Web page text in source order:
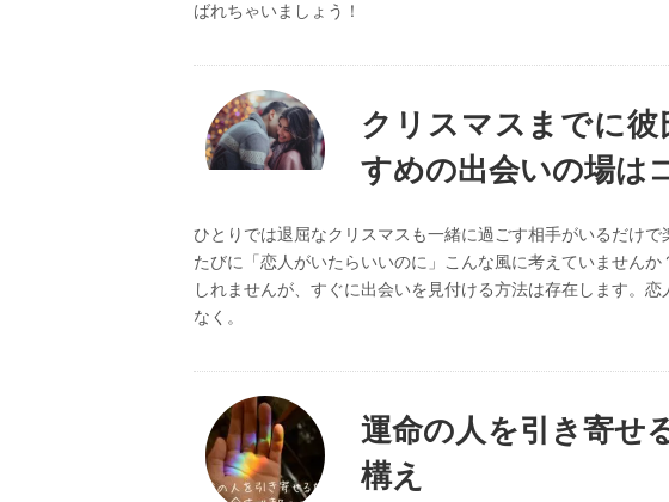
ばれちゃいましょう！
クリスマスまでに
すめの出会いの場は
ひとりでは退屈なクリスマスも一緒に過ごす相手がいるだけ
たびに「恋人がいたらいいのに」こんな風に考えていません
しれませんが、すぐに出会いを見付ける方法は存在します。
なく。
運命の人を引き寄せ
構え